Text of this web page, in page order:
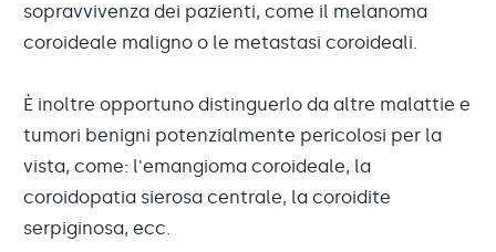
sopravvivenza dei pazienti, come il melanoma
coroideale maligno o le metastasi coroideali.
È inoltre opportuno distinguerlo da altre malattie e
tumori benigni potenzialmente pericolosi per la
vista, come: l'emangioma coroideale, la
coroidopatia sierosa centrale, la coroidite
serpiginosa, ecc.